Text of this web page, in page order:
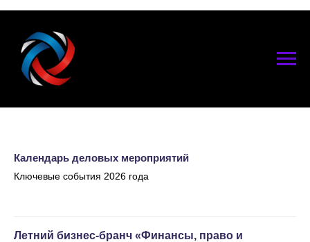
Календарь деловых мероприятий
Ключевые события 2026 года
Летний бизнес-бранч «Финансы, право и